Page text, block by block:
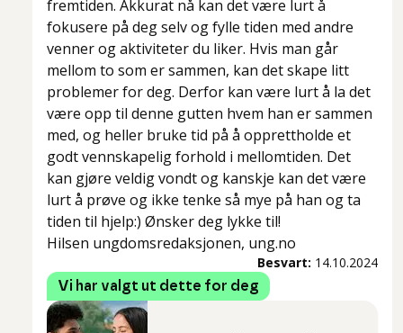
fremtiden. Akkurat nå kan det være lurt å
fokusere på deg selv og fylle tiden med andre
venner og aktiviteter du liker. Hvis man går
mellom to som er sammen, kan det skape litt
problemer for deg. Derfor kan være lurt å la det
være opp til denne gutten hvem han er sammen
med, og heller bruke tid på å opprettholde et
godt vennskapelig forhold i mellomtiden. Det
kan gjøre veldig vondt og kanskje kan det være
lurt å prøve og ikke tenke så mye på han og ta
tiden til hjelp:) Ønsker deg lykke til!
Hilsen ungdomsredaksjonen, ung.no
Besvart: 14.10.2024
Vi har valgt ut dette for deg